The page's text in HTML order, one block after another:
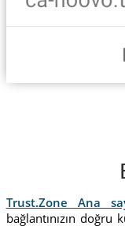
Trust.Zone Ana
bağlantınızın doğru